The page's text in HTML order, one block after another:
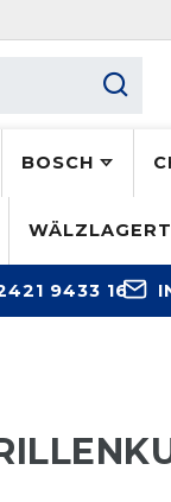
BOSCH
9433 16